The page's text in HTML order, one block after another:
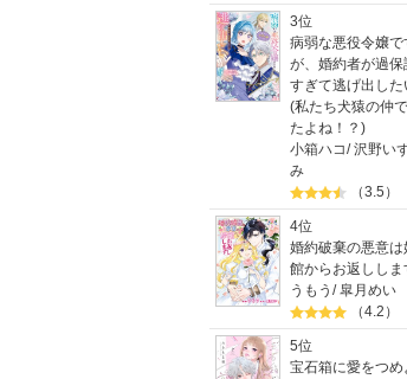
3位
病弱な悪役令嬢で
が、婚約者が過保
すぎて逃げ出した
(私たち犬猿の仲
たよね！？)
小箱ハコ/沢野い
み
（3.5）
4位
婚約破棄の悪意は
館からお返ししま
うもう /皐月めい
（4.2）
5位
宝石箱に愛をつめ